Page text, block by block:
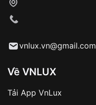
Từ khóa SEO:
vnlux.vn@gmail.com
Về VNLUX
Tải App VnLux